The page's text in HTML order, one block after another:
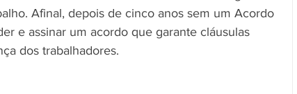
Afinal, depois de cinco anos sem um Acordo
e assinar um acordo que garante cláusulas
dos trabalhadores.